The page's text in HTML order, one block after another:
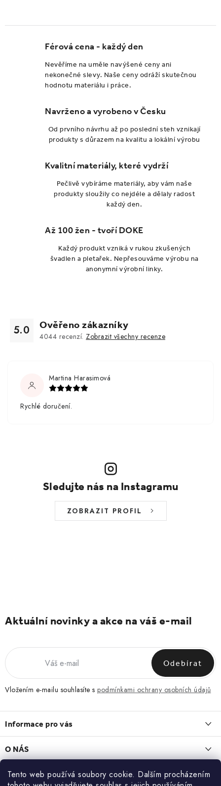
Tento web používá soubory cookie. Dalším procházením
Férová cena - každý den
Nevěříme na uměle navýšené ceny ani
nekonečné slevy. Naše ceny odráží skutečnou
hodnotu materiálu i práce.
Navrženo a vyrobeno v Česku
Od prvního návrhu až po poslední steh vznikají
produkty s důrazem na kvalitu a lokální výrobu
Kvalitní materiály, které vydrží
Pečlivě vybíráme materiály, aby vám naše
produkty sloužily co nejdéle a dělaly radost
každý den.
Až 100 žen - tvoří DOKE
Každý produkt vzniká v rukou zkušených
švadlen a pletařek. Nepřesouváme výrobu na
anonymní výrobní linky.
5.0 Ověřeno zákazníky
4044 recenzí. Zobrazit všechny recenze
Martina Harasimová
Rychlé doručení.
Sledujte nás na Instagramu
ZOBRAZIT PROFIL
Aktuální novinky a akce na váš e-mail
Vložením e-mailu souhlasíte s podmínkami ochrany osobních údajů
Odebírat
á
p
t
Informace pro vás
Obchodní podmínky
Vrácení a reklamace
Zásady zpracování a ochrany osobních údajů
O NÁS
Blog